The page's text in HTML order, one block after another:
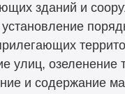
зданий и
озеленение
и содержание